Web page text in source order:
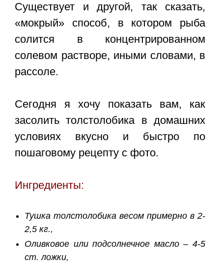
Существует и другой, так сказать,
«мокрый» способ, в котором рыба
солится в концентрированном
солевом растворе, иными словами, в
рассоле.
Сегодня я хочу показать вам, как
засолить толстолобика в домашних
условиях вкусно и быстро по
пошаговому рецепту с фото.
Ингредиенты:
Тушка толстолобика весом примерно в 2-
2,5 кг.,
Оливковое или подсолнечное масло – 4-5
ст. ложки,